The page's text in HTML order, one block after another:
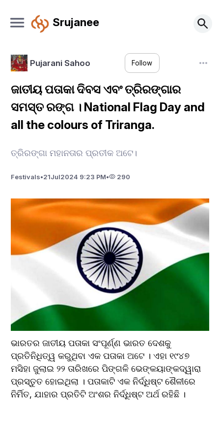
Srujanee
Pujarani Sahoo Follow
ଜାତୀୟ ପତାକା ଦିବସ ଏବଂ ତ୍ରିରଙ୍ଗାର
ସମସ୍ତ ରଙ୍ଗ । National Flag Day and
all the colours of Triranga.
ତ୍ରିରଙ୍ଗା ମହାନତାର ପ୍ରତୀକ ଅଟେ।
Festivals•21Jul2024 9:23 PM• 290
ଭାରତର ଜାତୀୟ ପତାକା ସଂପୂର୍ଣ୍ଣ ଭାରତ ଦେଶକୁ
ପ୍ରତିନିଧିତ୍ୱ କରୁଥିବା ଏକ ପତାକା ଅଟେ । ଏହା ୧୯୪୭
ମସିହା ଜୁଲାଇ ୨୨ ତାରିଖରେ ପିଙ୍ଗଳି ଭେଙ୍କୟାଙ୍କଦ୍ୱାରା
ପ୍ରସ୍ତୁତ ହୋଇଥିଲା । ପତାକାଟି ଏକ ନିର୍ଦ୍ଧିଷ୍ଟ ଶୈଳୀରେ
ନିର୍ମିତ, ଯାହାର ପ୍ରତିଟି ଅଂଶର ନିର୍ଦ୍ଧିଷ୍ଟ ଅର୍ଥ ରହିଛି ।